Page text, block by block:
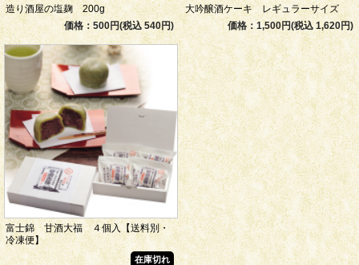
造り酒屋の塩麹 200g
価格：500円(税込 540円)
大吟醸酒ケーキ レギュラーサイズ
価格：1,500円(税込 1,620円)
富士錦 甘酒大福 ４個入【送料別・
冷凍便】
在庫切れ